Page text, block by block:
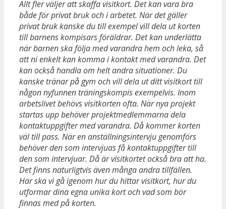
Allt fler väljer att skaffa visitkort. Det kan vara bra
både för privat bruk och i arbetet. När det gäller
privat bruk kanske du till exempel vill dela ut korten
till barnens kompisars föräldrar. Det kan underlätta
när barnen ska följa med varandra hem och leka, så
att ni enkelt kan komma i kontakt med varandra. Det
kan också handla om helt andra situationer. Du
kanske tränar på gym och vill dela ut ditt visitkort till
någon nyfunnen träningskompis exempelvis. Inom
arbetslivet behövs visitkorten ofta. När nya projekt
startas upp behöver projektmedlemmarna dela
kontaktuppgifter med varandra. Då kommer korten
väl till pass. När en anställningsintervju genomförs
behöver den som intervjuas få kontaktuppgifter till
den som intervjuar. Då är visitkortet också bra att ha.
Det finns naturligtvis även många andra tillfällen.
Här ska vi gå igenom hur du hittar visitkort, hur du
utformar dina egna unika kort och vad som bör
finnas med på korten.